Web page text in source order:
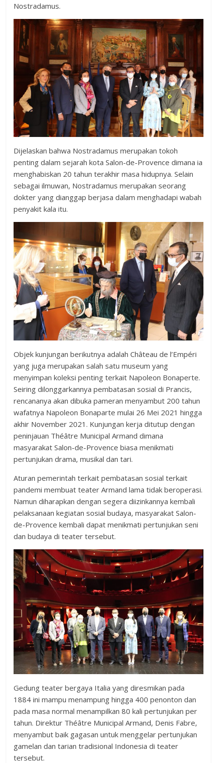
Nostradamus.
Dijelaskan bahwa Nostradamus merupakan tokoh
penting dalam sejarah kota Salon-de-Provence dimana ia
menghabiskan 20 tahun terakhir masa hidupnya. Selain
sebagai ilmuwan, Nostradamus merupakan seorang
dokter yang dianggap berjasa dalam menghadapi wabah
penyakit kala itu.
Objek kunjungan berikutnya adalah Château de l’Empéri
yang juga merupakan salah satu museum yang
menyimpan koleksi penting terkait Napoleon Bonaperte.
Seiring dilonggarkannya pembatasan sosial di Prancis,
rencananya akan dibuka pameran menyambut 200 tahun
wafatnya Napoleon Bonaparte mulai 26 Mei 2021 hingga
akhir November 2021. Kunjungan kerja ditutup dengan
peninjauan Théâtre Municipal Armand dimana
masyarakat Salon-de-Provence biasa menikmati
pertunjukan drama, musikal dan tari.
Aturan pemerintah terkait pembatasan sosial terkait
pandemi membuat teater Armand lama tidak beroperasi.
Namun diharapkan dengan segera diizinkannya kembali
pelaksanaan kegiatan sosial budaya, masyarakat Salon-
de-Provence kembali dapat menikmati pertunjukan seni
dan budaya di teater tersebut.
Gedung teater bergaya Italia yang diresmikan pada
1884 ini mampu menampung hingga 400 penonton dan
pada masa normal menampilkan 80 kali pertunjukan per
tahun. Direktur Théâtre Municipal Armand, Denis Fabre,
menyambut baik gagasan untuk menggelar pertunjukan
gamelan dan tarian tradisional Indonesia di teater
tersebut.